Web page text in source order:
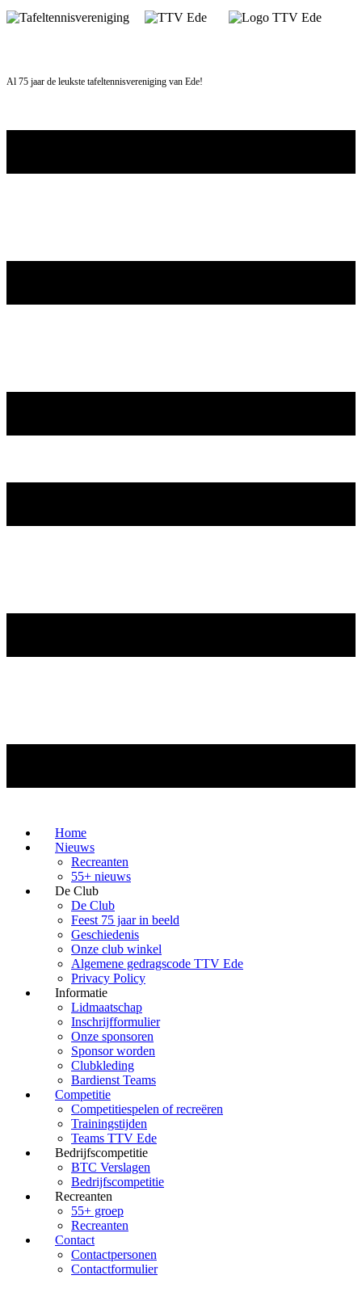
Skip
to
Al 75 jaar de leukste tafeltennisvereniging van Ede!
Home
Nieuws
Recreanten
55+ nieuws
De Club
De Club
Feest 75 jaar in beeld
Geschiedenis
Onze club winkel
Algemene gedragscode TTV Ede
Privacy Policy
Informatie
Lidmaatschap
Inschrijfformulier
Onze sponsoren
Sponsor worden
Clubkleding
Bardienst Teams
Competitie
Competitiespelen of recreëren
Trainingstijden
Teams TTV Ede
Bedrijfscompetitie
BTC Verslagen
Bedrijfscompetitie
Recreanten
55+ groep
Recreanten
Contact
Contactpersonen
Contactformulier